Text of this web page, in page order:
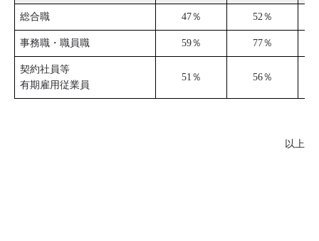
総合職 47％ 52％
事務職・職員職 59％ 77％
契約社員等
有期雇用従業員
51％ 56％
以上